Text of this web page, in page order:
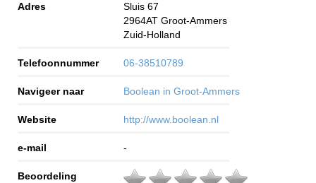
Adres
Sluis 67
2964AT Groot-Ammers
Zuid-Holland
Telefoonnummer 06-38510789
Navigeer naar Boolean in Groot-Ammers
Website http://www.boolean.nl
e-mail -
Beoordeling